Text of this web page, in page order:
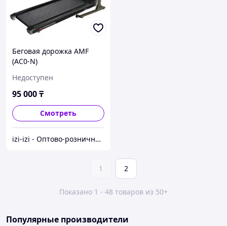
Беговая дорожка AMF
(AC0-N)
Недоступен
95 000₸
Смотреть
izi-izi - Оптово-розничный Склад - товары на заказ до двери! Cамые уникальные и полезные товары.
1 2
Показано 1 - 48 товаров из 50+
Популярные производители